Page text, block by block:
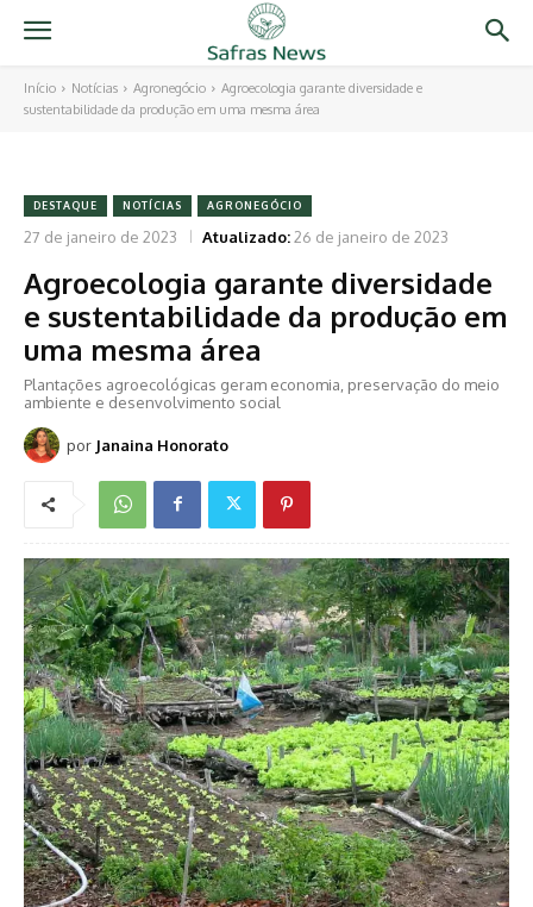
Início Notícias Agronegócio
Agroecologia garante diversidade e
sustentabilidade da produção em uma mesma área
DESTAQUE NOTÍCIAS AGRONEGÓCIO
27 de janeiro de 2023 Atualizado:26 de janeiro de 2023
Agroecologia garante diversidade
e sustentabilidade da produção em
uma mesma área
Plantações agroecológicas geram economia, preservação do meio
ambiente e desenvolvimento social
por Janaina Honorato